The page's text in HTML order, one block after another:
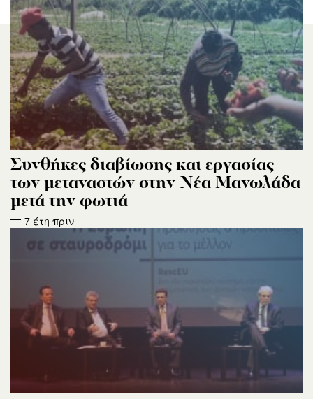
Συνθήκες διαβίωσης και εργασίας
των μεταναστών στην Νέα Μανωλάδα
μετά την φωτιά
7 έτη πριν